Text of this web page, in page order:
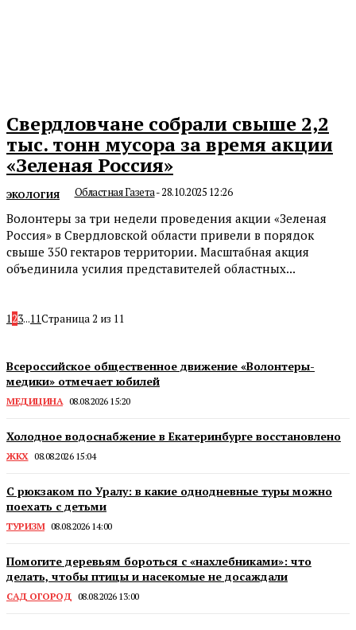
Свердловчане собрали свыше 2,2
тыс. тонн мусора за время акции
«Зеленая Россия»
ЭКОЛОГИЯ Областная Газета-28.10.2025 12:26
Волонтеры за три недели проведения акции «Зеленая
Россия» в Свердловской области привели в порядок
свыше 350 гектаров территории. Масштабная акция
объединила усилия представителей областных...
123...11Страница 2 из 11
Всероссийское общественное движение «Волонтеры-
медики» отмечает юбилей
МЕДИЦИНА 08.08.2026 15:20
Холодное водоснабжение в Екатеринбурге восстановлено
ЖКХ 08.08.2026 15:04
С рюкзаком по Уралу: в какие однодневные туры можно
поехать с детьми
ТУРИЗМ 08.08.2026 14:00
Помогите деревьям бороться с «нахлебниками»: что
делать, чтобы птицы и насекомые не досаждали
САД ОГОРОД 08.08.2026 13:00